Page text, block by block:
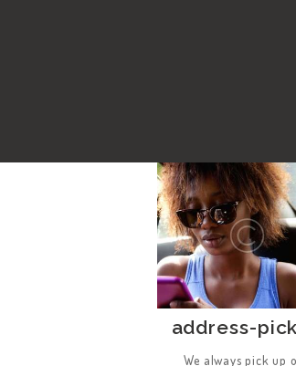
address-
We always pick up